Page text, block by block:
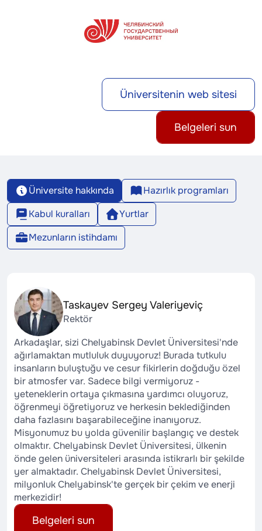
Üniversitenin web sitesi
Belgeleri sun
Üniversite hakkında
Hazırlık programları
Kabul kuralları
Yurtlar
Mezunların istihdamı
Taskayev Sergey Valeriyeviç
Rektör
Arkadaşlar, sizi Chelyabinsk Devlet Üniversitesi'nde
ağırlamaktan mutluluk duyuyoruz! Burada tutkulu
insanların buluştuğu ve cesur fikirlerin doğduğu özel
bir atmosfer var. Sadece bilgi vermiyoruz -
yeteneklerin ortaya çıkmasına yardımcı oluyoruz,
öğrenmeyi öğretiyoruz ve herkesin beklediğinden
daha fazlasını başarabileceğine inanıyoruz.
Misyonumuz bu yolda güvenilir başlangıç ve destek
olmaktır. Chelyabinsk Devlet Üniversitesi, ülkenin
önde gelen üniversiteleri arasında istikrarlı bir şekilde
yer almaktadır. Chelyabinsk Devlet Üniversitesi,
milyonluk Chelyabinsk'te gerçek bir çekim ve enerji
merkezidir!
Belgeleri sun